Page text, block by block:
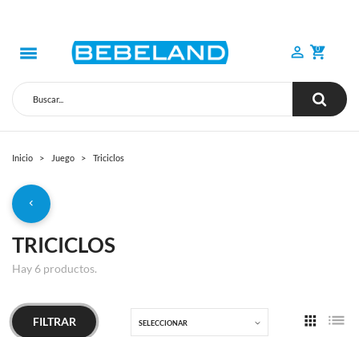
0
Inicio Juego Triciclos
TRICICLOS
Hay 6 productos.
FILTRAR SELECCIONAR